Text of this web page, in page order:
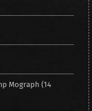
Mograph (14